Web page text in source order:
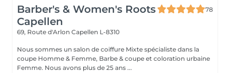
Barber's & Women's Roots
Capellen
78
69, Route d'Arlon Capellen L-8310
Nous sommes un salon de coiffure Mixte spécialiste dans la
coupe Homme & Femme, Barbe & coupe et coloration urbaine
Femme. Nous avons plus de 25 ans ...